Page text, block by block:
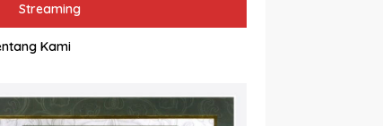
Streaming
Kami